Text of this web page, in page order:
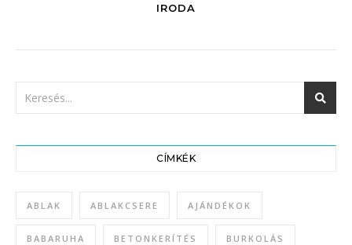
IRODA
CÍMKÉK
ABLAK ABLAKCSERE AJÁNDÉKOK
BABARUHA BETONKERÍTÉS BURKOLÁS